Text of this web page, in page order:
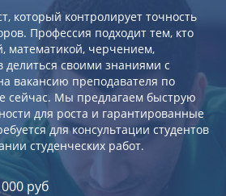
который контролирует точность
Профессия подходит тем, кто
математикой, черчением,
делиться своими знаниями с
вакансию преподавателя по
сейчас. Мы предлагаем быструю
для роста и гарантированные
для консультации студентов
студенческих работ.
руб